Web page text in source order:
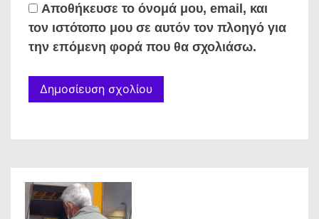
Αποθήκευσε το όνομά μου, email, και
τον ιστότοπο μου σε αυτόν τον πλοηγό για
την επόμενη φορά που θα σχολιάσω.